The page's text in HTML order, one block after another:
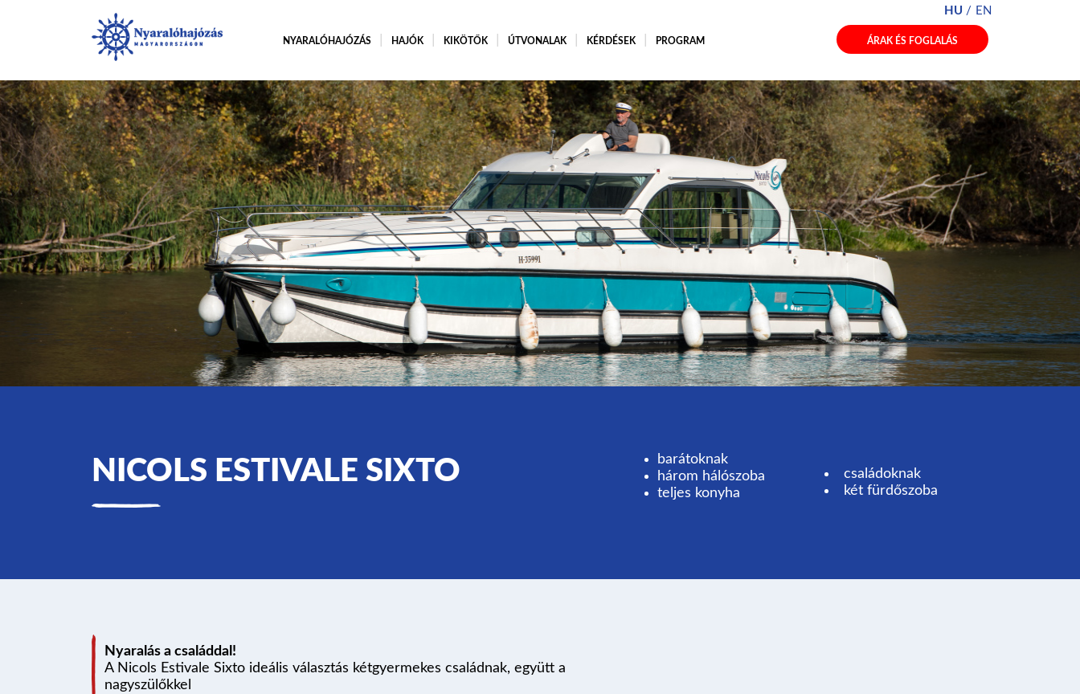
NYARALÓHAJÓZÁS HAJÓK KIKÖTŐK ÚTVONALAK KÉRDÉSEK PROGRAM ÁRAK ÉS FOGLALÁS
HU EN
NICOLS ESTIVALE SIXTO
barátoknak
három hálószoba
teljes konyha
családoknak
két fürdőszoba
Nyaralás a családdal!
A Nicols Estivale Sixto ideális választás kétgyermekes családnak, együtt a
nagyszülőkkel